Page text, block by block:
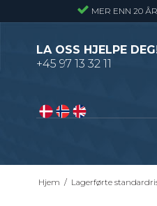
MER ENN 20
LA OSS HJELPE
+45 97 13 32 11
Pressveiset gitterrister –
Hjem / Lagerførte